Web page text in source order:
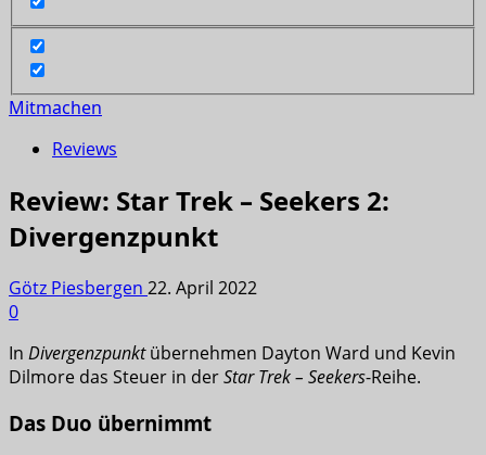
Mitmachen
Reviews
Review: Star Trek – Seekers 2:
Divergenzpunkt
Götz Piesbergen 22. April 2022
0
In Divergenzpunktübernehmen Dayton Ward und Kevin
Dilmore das Steuer in derStar Trek – Seekers-Reihe.
Das Duo übernimmt